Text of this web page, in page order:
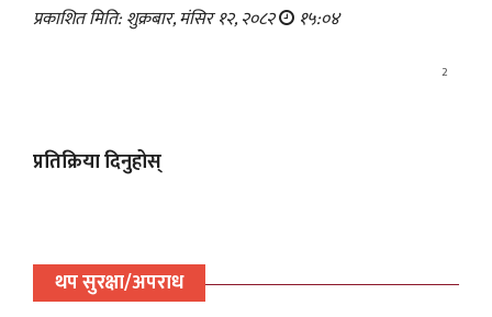
प्रकाशित मिति: शुक्रबार, मंसिर १२, २०८२ १५:०४
2
प्रतिक्रिया दिनुहोस्
थप सुरक्षा/अपराध